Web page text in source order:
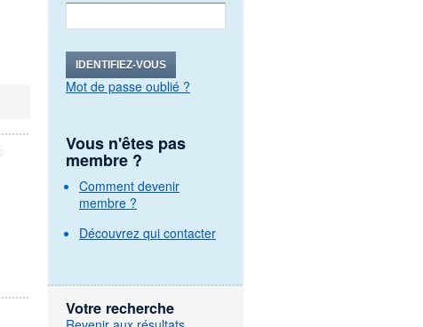
IDENTIFIEZ-VOUS
Mot de passe oublié ?
Vous n'êtes pas
membre ?
Comment devenir
membre ?
Découvrez qui contacter
Votre recherche